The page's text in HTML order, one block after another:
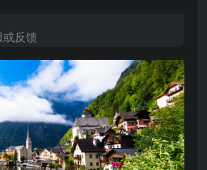
反馈